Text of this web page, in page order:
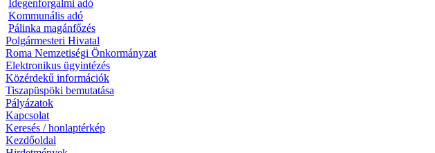
Idegenforgalmi adó
Kommunális adó
Pálinka magánfőzés
Polgármesteri Hivatal
Roma Nemzetiségi Önkormányzat
Elektronikus ügyintézés
Közérdekű információk
Tiszapüspöki bemutatása
Pályázatok
Kapcsolat
Keresés / honlaptérkép
Kezdőoldal